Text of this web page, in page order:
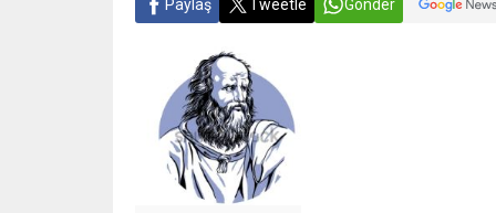
Paylaş Tweetle Gönder